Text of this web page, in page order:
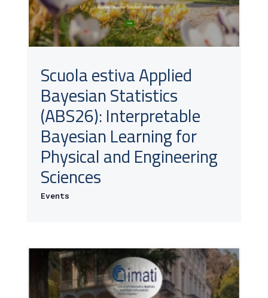
Scuola estiva Applied
Bayesian Statistics
(ABS26): Interpretable
Bayesian Learning for
Physical and Engineering
Sciences
Events